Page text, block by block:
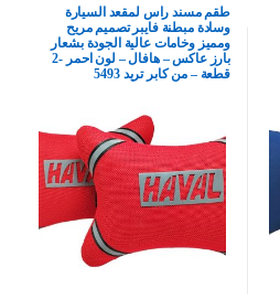
طقم مسند راس لمقعد السيارة
وسادة مبطنة فايبر تصميم مريح
ومميز وخامات عالية الجودة بشعار
بارز عاكس – هافال – لون احمر -2
قطعة – من كابر تريد 5493